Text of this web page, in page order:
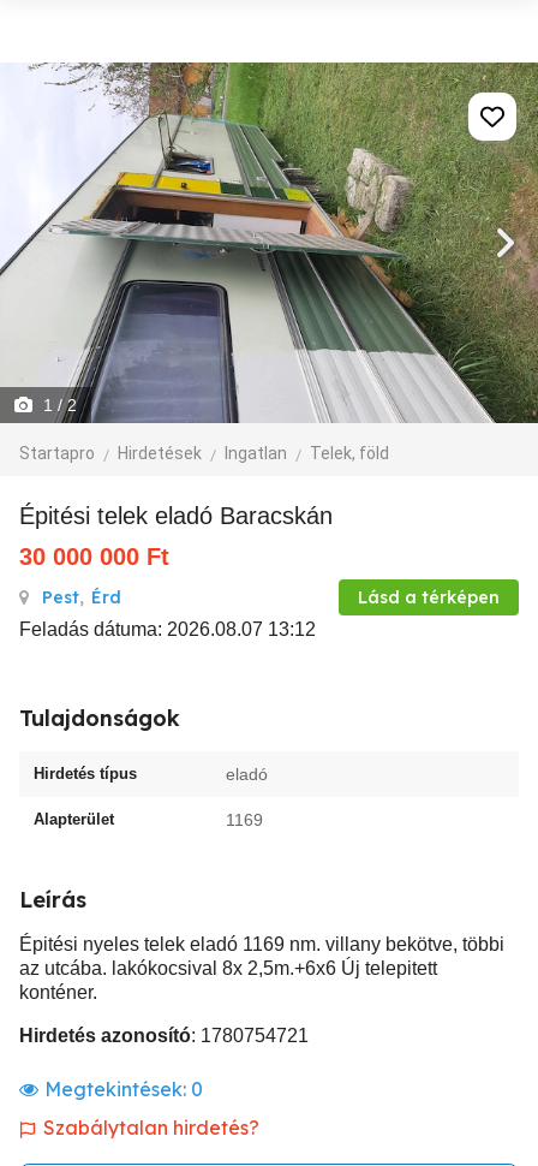
1 / 2
Startapro Hirdetések Ingatlan Telek, föld
Épitési telek eladó Baracskán
30 000 000 Ft
Pest, Érd Lásd a térképen
Feladás dátuma: 2026.08.07 13:12
Tulajdonságok
Hirdetés típus eladó
Alapterület 1169
Leírás
Épitési nyeles telek eladó 1169 nm. villany bekötve, többi
az utcába. lakókocsival 8x 2,5m.+6x6 Új telepitett
konténer.
Hirdetés azonosító: 1780754721
Megtekintések: 0
Szabálytalan hirdetés?